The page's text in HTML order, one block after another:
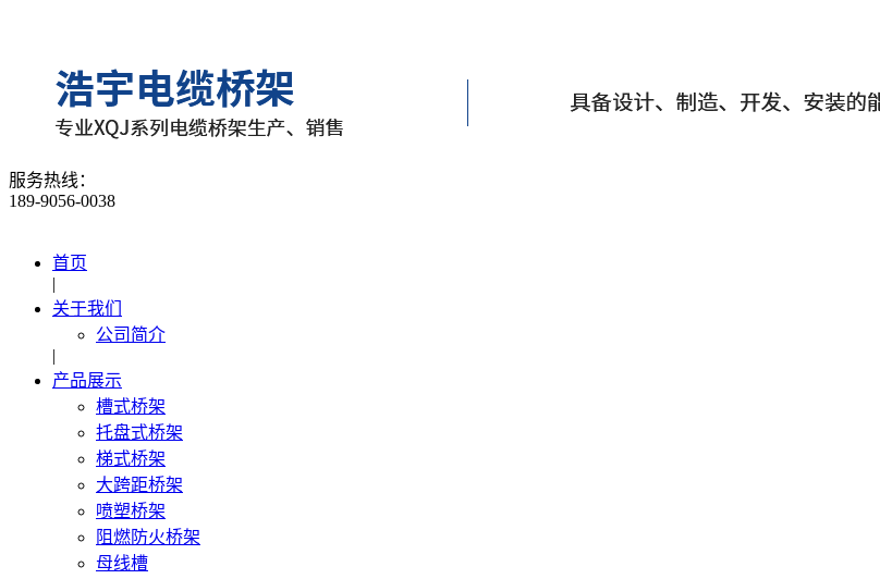
服务热线：
189-9056-0038
首页
|
关于我们
公司简介
|
产品展示
槽式桥架
托盘式桥架
梯式桥架
大跨距桥架
喷塑桥架
阻燃防火桥架
母线槽